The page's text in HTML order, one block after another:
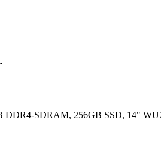
TACTILE
SDRAM, 256GB SSD, 14"